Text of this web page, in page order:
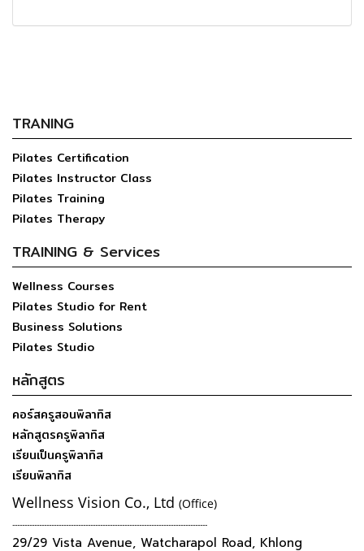
TRANING
Pilates Certification
Pilates Instructor Class
Pilates Training
Pilates Therapy
TRAINING & Services
Wellness Courses
Pilates Studio for Rent
Business Solutions
Pilates Studio
หลักสูตร
คอร์สครูสอนพิลาทิส
หลักสูตรครูพิลาทิส
เรียนเป็นครูพิลาทิส
เรียนพิลาทิส
Wellness Vision Co., Ltd (Office)
--------------------------------------------------------------------------------
29/29 Vista Avenue, Watcharapol Road, Khlong